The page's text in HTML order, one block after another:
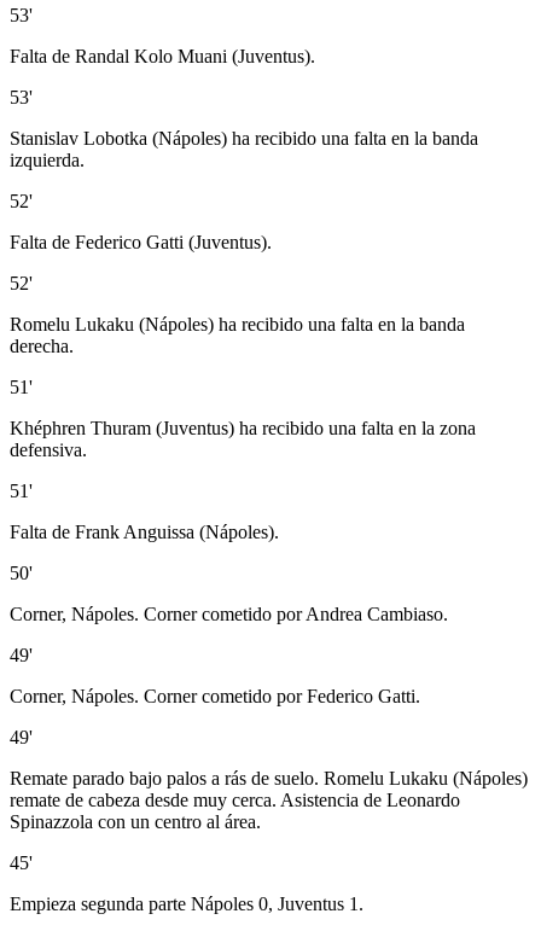
53'
Falta de Randal Kolo Muani (Juventus).
53'
Stanislav Lobotka (Nápoles) ha recibido una falta en la banda
izquierda.
52'
Falta de Federico Gatti (Juventus).
52'
Romelu Lukaku (Nápoles) ha recibido una falta en la banda
derecha.
51'
Khéphren Thuram (Juventus) ha recibido una falta en la zona
defensiva.
51'
Falta de Frank Anguissa (Nápoles).
50'
Corner, Nápoles. Corner cometido por Andrea Cambiaso.
49'
Corner, Nápoles. Corner cometido por Federico Gatti.
49'
Remate parado bajo palos a rás de suelo. Romelu Lukaku (Nápoles)
remate de cabeza desde muy cerca. Asistencia de Leonardo
Spinazzola con un centro al área.
45'
Empieza segunda parte Nápoles 0, Juventus 1.